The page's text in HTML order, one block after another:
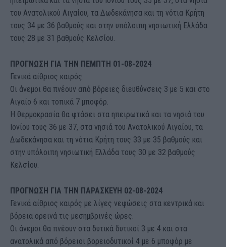
του Ανατολικού Αιγαίου, τα Δωδεκάνησα και τη νότια Κρήτη
τους 34 με 36 βαθμούς και στην υπόλοιπη νησιωτική Ελλάδα
τους 28 με 31 βαθμούς Κελσίου.
ΠΡΟΓΝΩΣΗ ΓΙΑ TΗΝ ΠΕΜΠΤΗ 01-08-2024
Γενικά αίθριος καιρός.
Οι άνεμοι θα πνέουν από βόρειες διευθύνσεις 3 με 5 και στο
Αιγαίο 6 και τοπικά 7 μποφόρ.
Η θερμοκρασία θα φτάσει στα ηπειρωτικά και τα νησιά του
Ιονίου τους 36 με 37, στα νησιά του Ανατολικού Αιγαίου, τα
Δωδεκάνησα και τη νότια Κρήτη τους 33 με 35 βαθμούς και
στην υπόλοιπη νησιωτική Ελλάδα τους 30 με 32 βαθμούς
Κελσίου.
ΠΡΟΓΝΩΣΗ ΓΙΑ TΗΝ ΠΑΡΑΣΚΕΥΗ 02-08-2024
Γενικά αίθριος καιρός με λίγες νεφώσεις στα κεντρικά και
βόρεια ορεινά τις μεσημβρινές ώρες.
Οι άνεμοι θα πνέουν στα δυτικά δυτικοί 3 με 4 και στα
ανατολικά από βόρειοι βορειοδυτικοί 4 με 6 μποφόρ με